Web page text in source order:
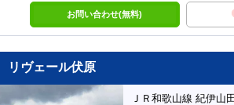
お問い合わせ(無料)
リヴェール伏原
ＪＲ和歌山線 紀伊山